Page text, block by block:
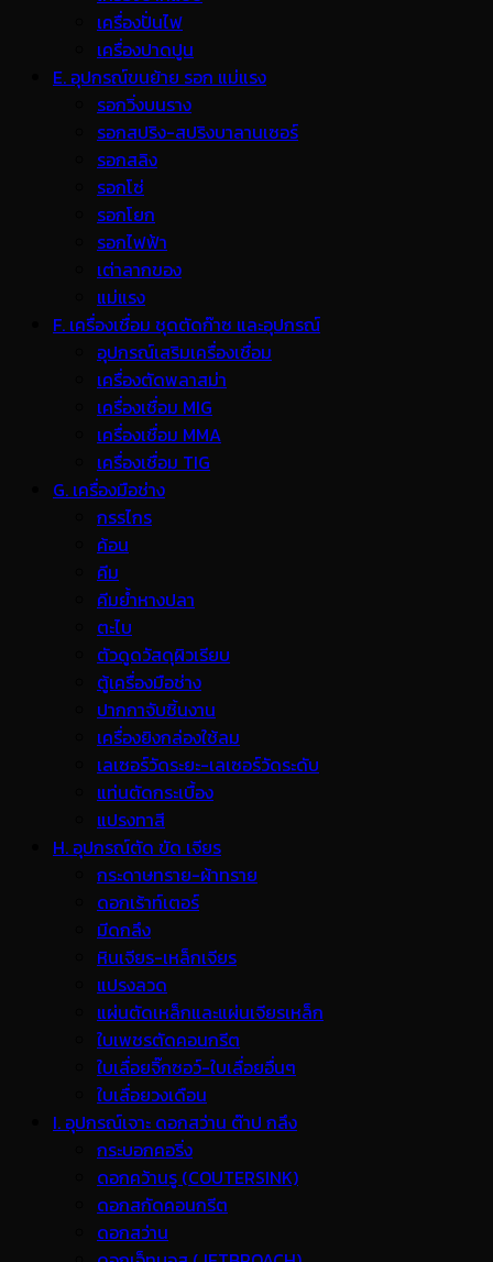
เครื่องปั่นไฟ
เครื่องปาดปูน
E. อุปกรณ์ขนย้าย รอก แม่แรง
รอกวิ่งบนราง
รอกสปริง-สปริงบาลานเซอร์
รอกสลิง
รอกโซ่
รอกโยก
รอกไฟฟ้า
เต่าลากของ
แม่แรง
F. เครื่องเชื่อม ชุดตัดก๊าซ และอุปกรณ์
อุปกรณ์เสริมเครื่องเชื่อม
เครื่องตัดพลาสม่า
เครื่องเชื่อม MIG
เครื่องเชื่อม MMA
เครื่องเชื่อม TIG
G. เครื่องมือช่าง
กรรไกร
ค้อน
คีม
คีมย้ำหางปลา
ตะไบ
ตัวดูดวัสดุผิวเรียบ
ตู้เครื่องมือช่าง
ปากกาจับชิ้นงาน
เครื่องยิงกล่องใช้ลม
เลเซอร์วัดระยะ-เลเซอร์วัดระดับ
แท่นตัดกระเบื้อง
แปรงทาสี
H. อุปกรณ์ตัด ขัด เจียร
กระดาษทราย-ผ้าทราย
ดอกเร้าท์เตอร์
มีดกลึง
หินเจียร-เหล็กเจียร
แปรงลวด
แผ่นตัดเหล็กและแผ่นเจียรเหล็ก
ใบเพชรตัดคอนกรีต
ใบเลื่อยจิ๊กซอว์-ใบเลื่อยอื่นๆ
ใบเลื่อยวงเดือน
I. อุปกรณ์เจาะ ดอกสว่าน ต๊าป กลึง
กระบอกคอริ่ง
ดอกคว้านรู (COUTERSINK)
ดอกสกัดคอนกรีต
ดอกสว่าน